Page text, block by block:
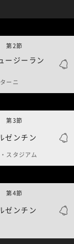
ージーラン
第2節
ーニ
ゼンチン
第3節
スタジアム
ゼンチン
第4節